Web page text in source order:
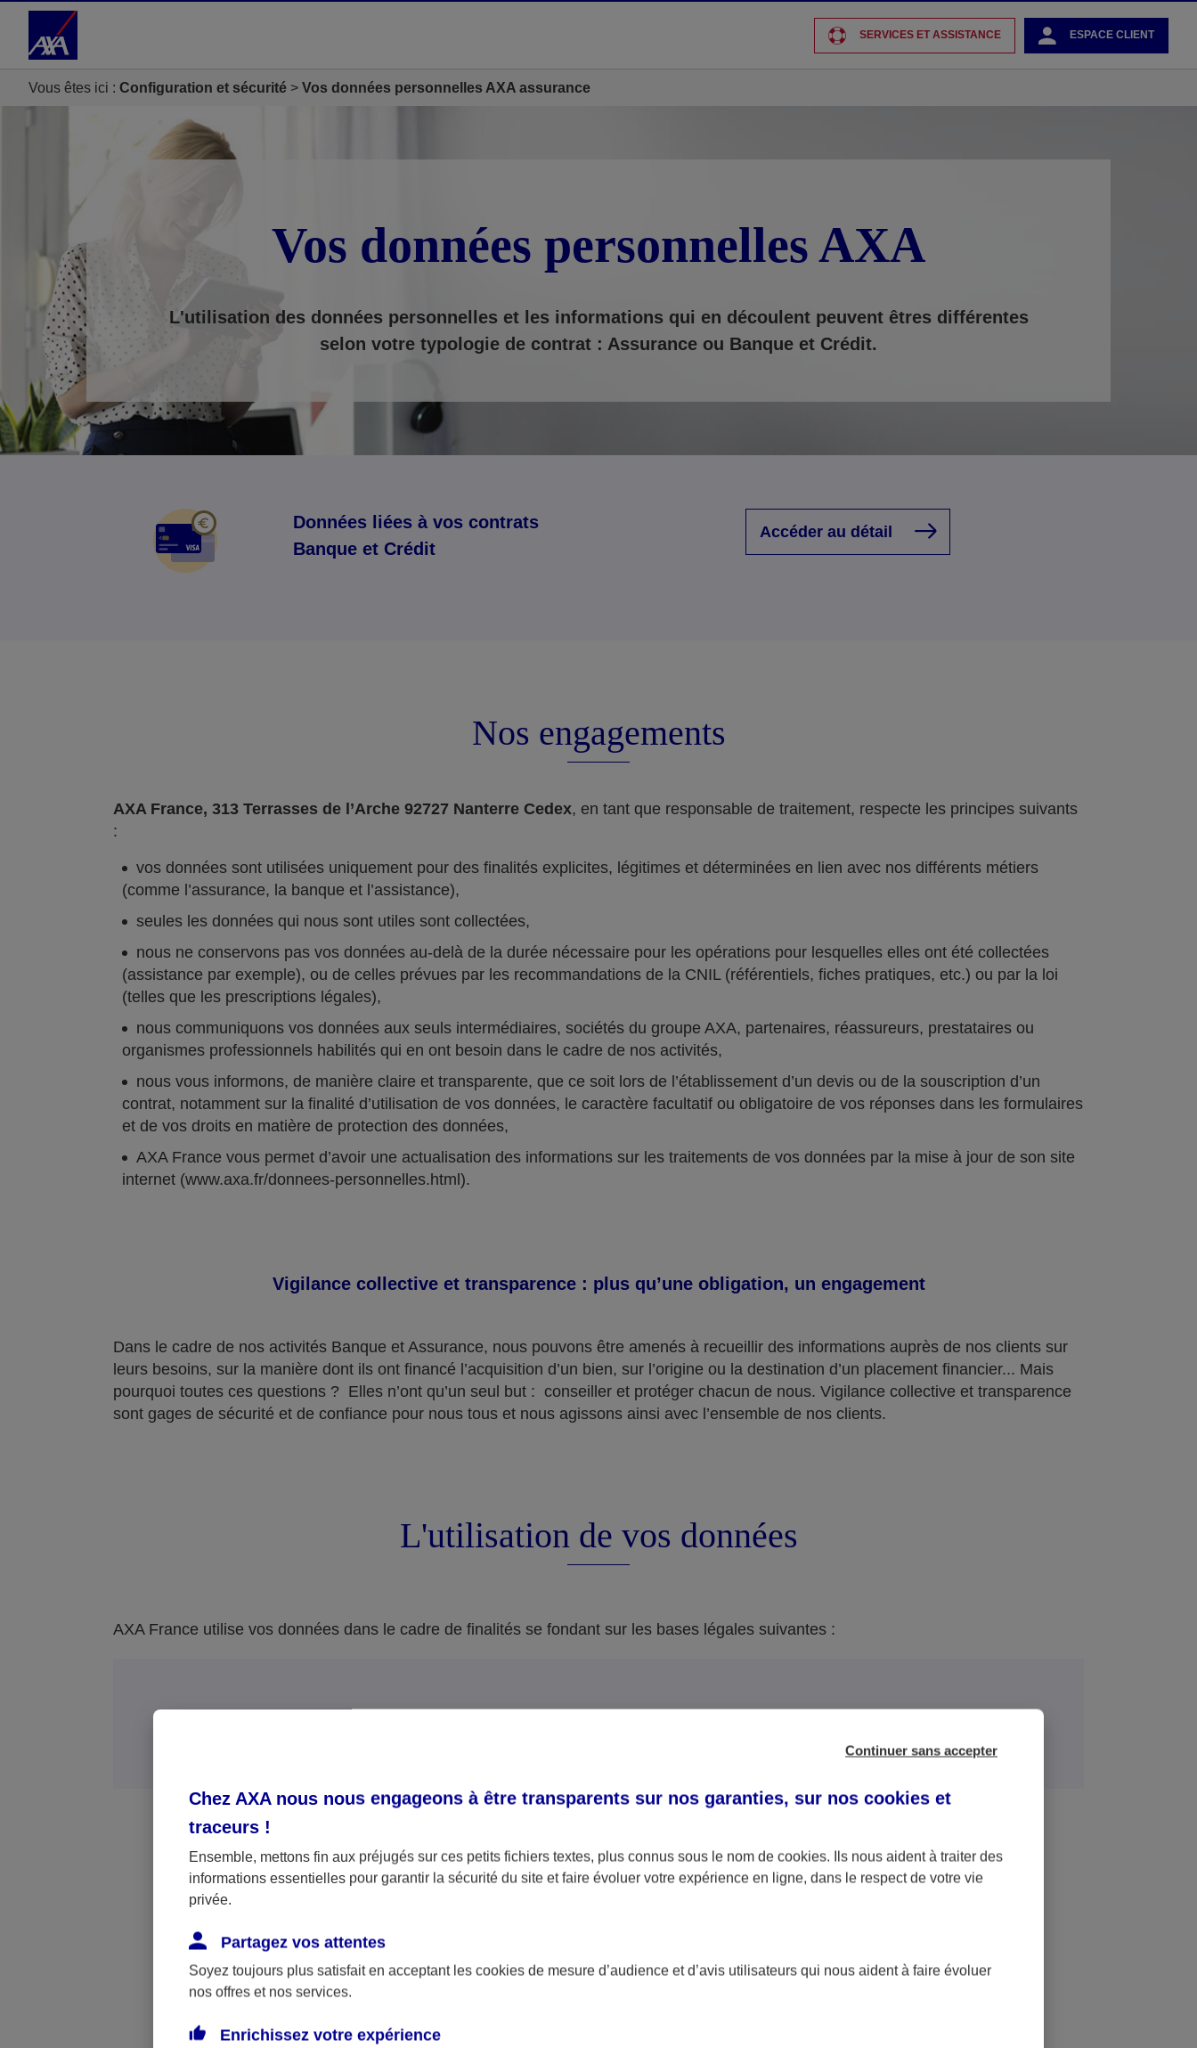
Accéder au Contenu
SERVICES ET ASSISTANCE ESPACE CLIENT
Vous êtes ici : Configuration et sécurité Vos données personnelles AXA assurance
Vos données personnelles AXA
L'utilisation des données personnelles et les informations qui en découlent peuvent êtres différentes
selon votre typologie de contrat : Assurance ou Banque et Crédit.
Données liées à vos contrats
Banque et Crédit
Accéder au détail
Nos engagements
AXA France, 313 Terrasses de l’Arche 92727 Nanterre Cedex, en tant que responsable de traitement, respecte les principes suivants
:
vos données sont utilisées uniquement pour des finalités explicites, légitimes et déterminées en lien avec nos différents métiers
(comme l’assurance, la banque et l’assistance),
seules les données qui nous sont utiles sont collectées,
nous ne conservons pas vos données au-delà de la durée nécessaire pour les opérations pour lesquelles elles ont été collectées
(assistance par exemple), ou de celles prévues par les recommandations de la CNIL (référentiels, fiches pratiques, etc.) ou par la loi
(telles que les prescriptions légales),
nous communiquons vos données aux seuls intermédiaires, sociétés du groupe AXA, partenaires, réassureurs, prestataires ou
organismes professionnels habilités qui en ont besoin dans le cadre de nos activités,
nous vous informons, de manière claire et transparente, que ce soit lors de l’établissement d’un devis ou de la souscription d’un
contrat, notamment sur la finalité d’utilisation de vos données, le caractère facultatif ou obligatoire de vos réponses dans les formulaires
et de vos droits en matière de protection des données,
AXA France vous permet d’avoir une actualisation des informations sur les traitements de vos données par la mise à jour de son site
internet (www.axa.fr/donnees-personnelles.html).
Vigilance collective et transparence : plus qu’une obligation, un engagement
Dans le cadre de nos activités Banque et Assurance, nous pouvons être amenés à recueillir des informations auprès de nos clients sur
leurs besoins, sur la manière dont ils ont financé l’acquisition d’un bien, sur l’origine ou la destination d’un placement financier... Mais
pourquoi toutes ces questions ? Elles n’ont qu’un seul but : conseiller et protéger chacun de nous. Vigilance collective et transparence
sont gages de sécurité et de confiance pour nous tous et nous agissons ainsi avec l’ensemble de nos clients.
L'utilisation de vos données
AXA France utilise vos données dans le cadre de finalités se fondant sur les bases légales suivantes :
Exécution du contrat ou de mesures précontractuelles
la passation, la gestion (y compris commerciale) et
au Registre National d’Identification des Personnes
Physiques (RNIPP) dans les conditions requises ;
en assurance afin de proposer des contrats adaptés à
Continuer sans accepter
Chez AXA nous nous engageons à être transparents sur nos garanties, sur nos cookies et
traceurs !
Ensemble, mettons fin aux préjugés sur ces petits fichiers textes, plus connus sous le nom de cookies. Ils nous aident à traiter des
informations essentielles pour garantir la sécurité du site et faire évoluer votre expérience en ligne, dans le respect de votre vie
privée.
Partagez vos attentes
Soyez toujours plus satisfait en acceptant les cookies de mesure d’audience et d’avis utilisateurs qui nous aident à faire évoluer
nos offres et nos services.
Enrichissez votre expérience